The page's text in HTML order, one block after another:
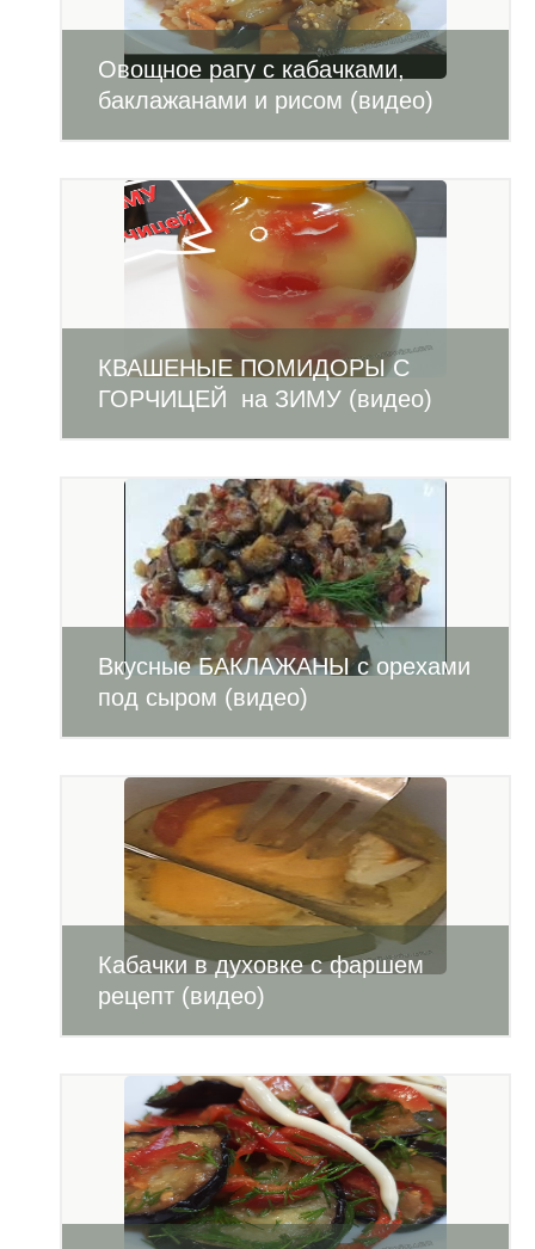
Овощное рагу с кабачками,
баклажанами и рисом (видео)
КВАШЕНЫЕ ПОМИДОРЫ С
ГОРЧИЦЕЙ на ЗИМУ (видео)
Вкусные БАКЛАЖАНЫ с орехами
под сыром (видео)
Кабачки в духовке с фаршем
рецепт (видео)